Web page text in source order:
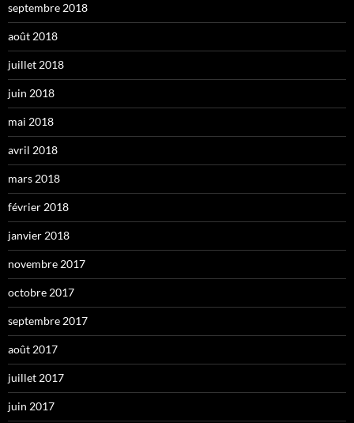
septembre 2018
août 2018
juillet 2018
juin 2018
mai 2018
avril 2018
mars 2018
février 2018
janvier 2018
novembre 2017
octobre 2017
septembre 2017
août 2017
juillet 2017
juin 2017